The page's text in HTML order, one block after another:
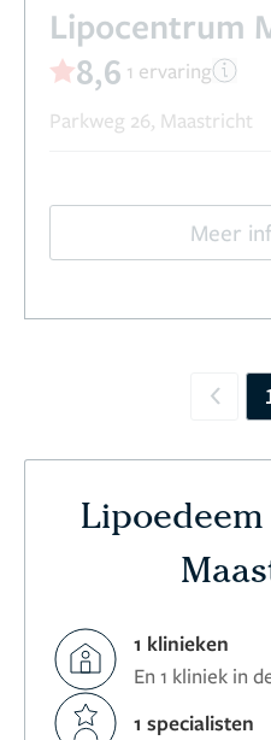
Lipocentrum
8,6 1 ervaring
Parkweg 26, Maastricht
Meer
1 klinieken
En 1 kliniek in
1 specialisten